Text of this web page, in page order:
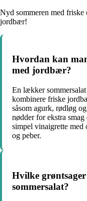
Nyd sommeren med friske
jordbær!
Hvordan kan
med jordbær?
En lækker
kombinere friske
såsom agurk, rødløg
nødder for ekstra
simpel vinaigrette
og peber.
Hvilke grøntsager
sommersalat?